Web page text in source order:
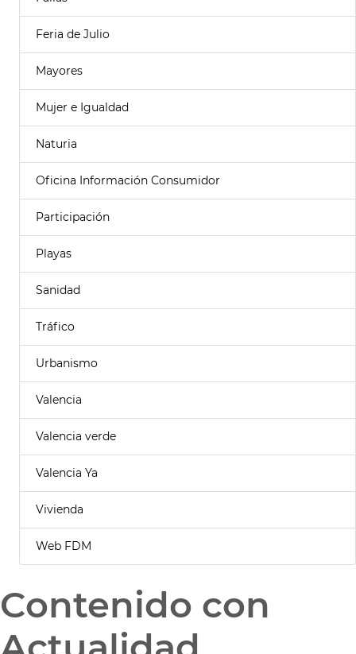
Feria de Julio
Mayores
Mujer e Igualdad
Naturia
Oficina Información Consumidor
Participación
Playas
Sanidad
Tráfico
Urbanismo
Valencia
Valencia verde
Valencia Ya
Vivienda
Web FDM
Contenido con